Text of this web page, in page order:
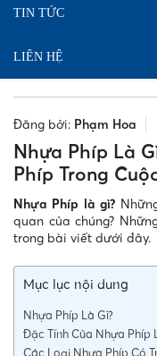
TIN TỨC
LIÊN HỆ
Đăng bởi: Phạm Hoa
Nhựa Phíp Là
Phíp Trong
Nhựa Phíp là gì?
quan của chúng?
trong bài viết dưới đây.
Mục lục nội dung
Nhựa Phíp Là Gì?
Đặc Tính Của Nhựa Phíp
Các Loại Nhựa Phíp Có